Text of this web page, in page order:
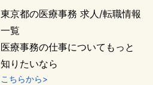
東京都の医療事務 求人/転職情報
一覧
医療事務の仕事についてもっと
知りたいなら
こちらから>